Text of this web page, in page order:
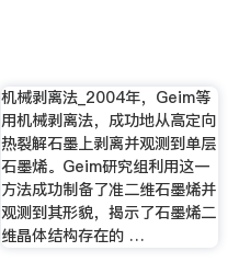
机械剥离法_2004年，Geim等
用机械剥离法，成功地从高定向
热裂解石墨上剥离并观测到单层
石墨烯。Geim研究组利用这一
方法成功制备了准二维石墨烯并
观测到其形貌，揭示了石墨烯二
维晶体结构存在的 …